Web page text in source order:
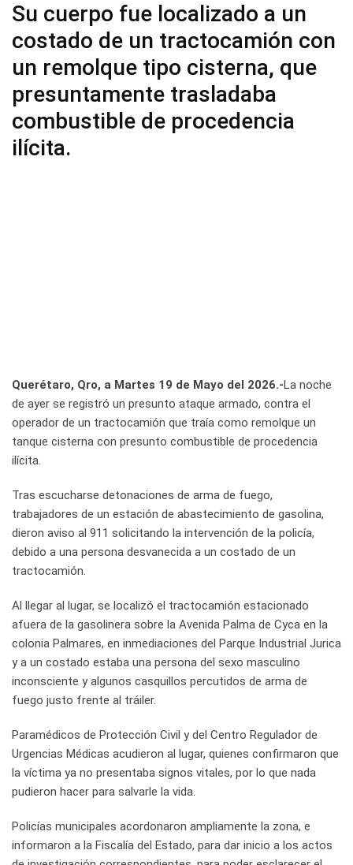
Su cuerpo fue localizado a un
costado de un tractocamión con
un remolque tipo cisterna, que
presuntamente trasladaba
combustible de procedencia
ilícita.
Querétaro, Qro, a Martes 19 de Mayo del 2026.-La noche
de ayer se registró un presunto ataque armado, contra el
operador de un tractocamión que traía como remolque un
tanque cisterna con presunto combustible de procedencia
ilícita.
Tras escucharse detonaciones de arma de fuego,
trabajadores de un estación de abastecimiento de gasolina,
dieron aviso al 911 solicitando la intervención de la policía,
debido a una persona desvanecida a un costado de un
tractocamión.
Al llegar al lugar, se localizó el tractocamión estacionado
afuera de la gasolinera sobre la Avenida Palma de Cyca en la
colonia Palmares, en inmediaciones del Parque Industrial Jurica
y a un costado estaba una persona del sexo masculino
inconsciente y algunos casquillos percutidos de arma de
fuego justo frente al tráiler.
Paramédicos de Protección Civil y del Centro Regulador de
Urgencias Médicas acudieron al lugar, quienes confirmaron que
la víctima ya no presentaba signos vitales, por lo que nada
pudieron hacer para salvarle la vida.
Policías municipales acordonaron ampliamente la zona, e
informaron a la Fiscalía del Estado, para dar inicio a los actos